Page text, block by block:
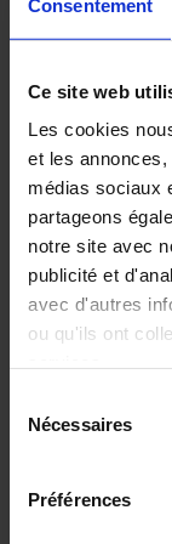
Consentement
Ce site web
Les cookies
et les
médias sociaux
partageons
notre site avec
publicité et
avec d'autres
ou qu'ils ont
Nécessaires
Préférences
orientations
orientations de
et des parcours
Cette
les
menacés
la mise en
VAE,
la mobilité
salariés, ou
et les
les
sur les